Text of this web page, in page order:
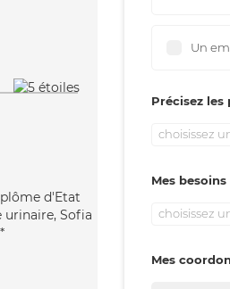
d'Etat
Sofia
Un
Précisez
choisissez
Mes
choisissez
Mes